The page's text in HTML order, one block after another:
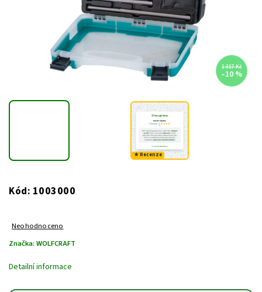
1 317 Kč
–10 %
★ Recenze
Kód: 1003000
Neohodnoceno
Značka: WOLFCRAFT
Detailní informace